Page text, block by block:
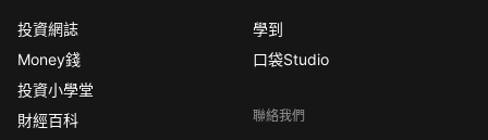
投資網誌
Money錢
投資小學堂
財經百科
學到
口袋Studio
聯絡我們